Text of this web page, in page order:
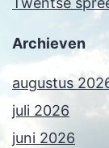
Archieven
augustus
juli 2026
juni 2026